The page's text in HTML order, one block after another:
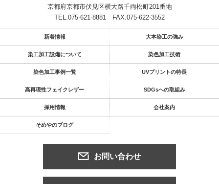
京都府京都市伏見区横大路千両松町201番地
TEL.075-621-8881 FAX.075-622-3552
新着情報 大本染工の強み
染工加工設備について 染色加工技術
染色加工事例一覧 UVプリントの特長
高再現性フェイクレザー SDGsへの取組み
採用情報 会社案内
そめやのブログ
お問い合わせ